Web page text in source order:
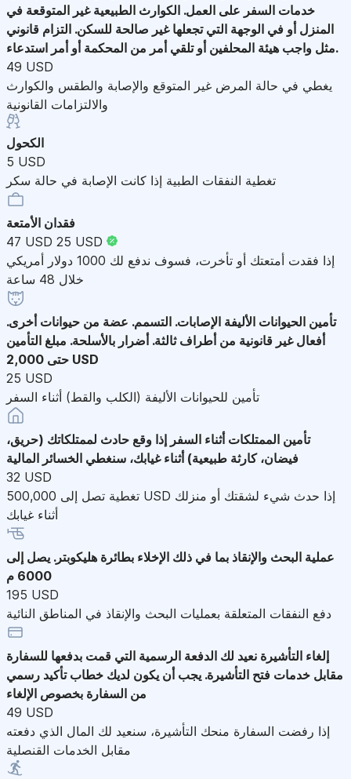
خدمات السفر على العمل. الكوارث الطبيعية غير المتوقعة في
المنزل أو في الوجهة التي تجعلها غير صالحة للسكن. التزام قانوني
مثل واجب هيئة المحلفين أو تلقي أمر من المحكمة أو أمر استدعاء.
49 USD
يغطي في حالة المرض غير المتوقع والإصابة والطقس والكوارث
والالتزامات القانونية
الكحول
5 USD
تغطية النفقات الطبية إذا كانت الإصابة في حالة سكر
فقدان الأمتعة
47 USD 25 USD
إذا فقدت أمتعتك أو تأخرت، فسوف ندفع لك 1000 دولار أمريكي
خلال 48 ساعة
تأمين الحيوانات الأليفة الإصابات. التسمم. عضة من حيوانات أخرى.
أفعال غير قانونية من أطراف ثالثة. أضرار بالأسلحة. مبلغ التأمين
حتى 2,000 USD
25 USD
تأمين للحيوانات الأليفة (الكلب والقط) أثناء السفر
تأمين الممتلكات أثناء السفر إذا وقع حادث لممتلكاتك (حريق،
فيضان، كارثة طبيعية) أثناء غيابك، سنغطي الخسائر المالية
32 USD
تغطية تصل إلى 500,000 USD إذا حدث شيء لشقتك أو منزلك
أثناء غيابك
عملية البحث والإنقاذ بما في ذلك الإخلاء بطائرة هليكوبتر. يصل إلى
6000 م
195 USD
دفع النفقات المتعلقة بعمليات البحث والإنقاذ في المناطق النائية
إلغاء التأشيرة نعيد لك الدفعة الرسمية التي قمت بدفعها للسفارة
مقابل خدمات فتح التأشيرة. يجب أن يكون لديك خطاب تأكيد رسمي
من السفارة بخصوص الإلغاء
49 USD
إذا رفضت السفارة منحك التأشيرة، سنعيد لك المال الذي دفعته
مقابل الخدمات القنصلية